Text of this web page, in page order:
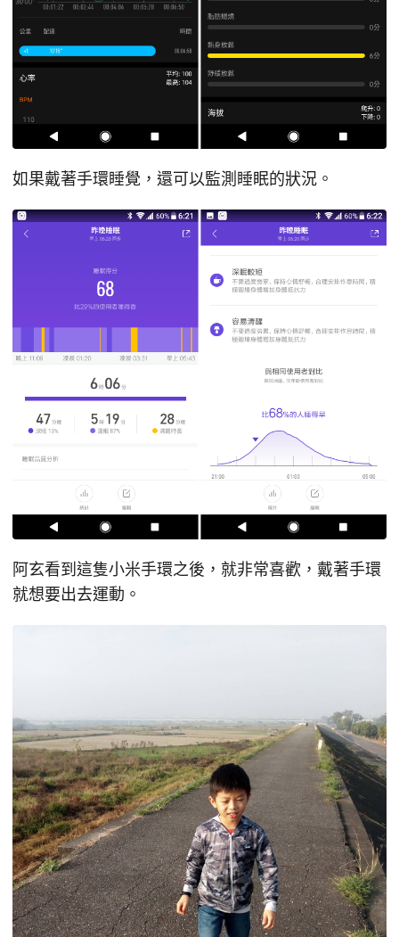
如果戴著手環睡覺，還可以監測睡眠的狀況。
阿玄看到這隻小米手環之後，就非常喜歡，戴著手環
就想要出去運動。